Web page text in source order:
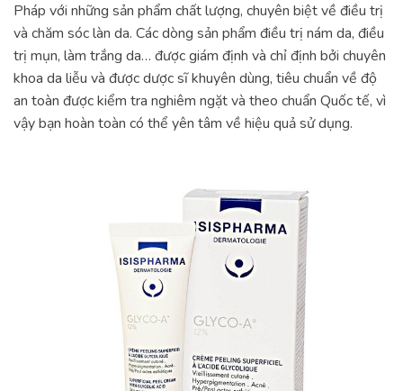
Pháp với những sản phẩm chất lượng, chuyên biệt về điều trị
và chăm sóc làn da. Các dòng sản phẩm điều trị nám da, điều
trị mụn, làm trắng da… được giám định và chỉ định bởi chuyên
khoa da liễu và được dược sĩ khuyên dùng, tiêu chuẩn về độ
an toàn được kiểm tra nghiêm ngặt và theo chuẩn Quốc tế, vì
vậy bạn hoàn toàn có thể yên tâm về hiệu quả sử dụng.